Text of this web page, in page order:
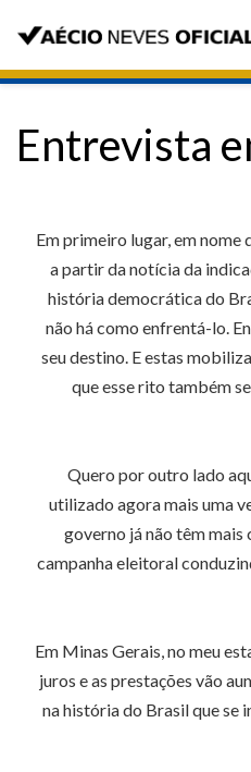
Entrevista
Em primeiro lugar, em nome
a partir da notícia da
história democrática do
não há como enfrentá-lo.
seu destino. E estas
que esse rito também
Quero por outro lado
utilizado agora mais uma
governo já não têm mais
campanha eleitoral
Em Minas Gerais, no meu
juros e as prestações vão
na história do Brasil que se